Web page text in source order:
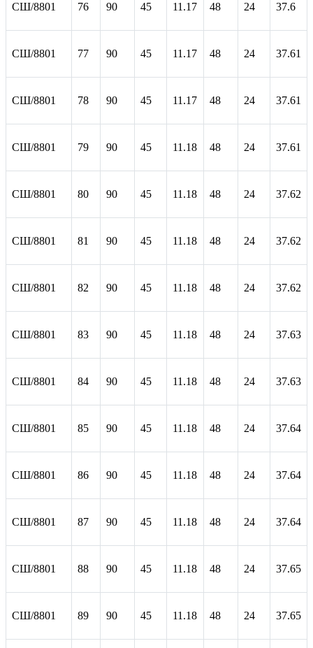
СШ/8801 76 90 45 11.17 48 24 37.6
СШ/8801 77 90 45 11.17 48 24 37.61
СШ/8801 78 90 45 11.17 48 24 37.61
СШ/8801 79 90 45 11.18 48 24 37.61
СШ/8801 80 90 45 11.18 48 24 37.62
СШ/8801 81 90 45 11.18 48 24 37.62
СШ/8801 82 90 45 11.18 48 24 37.62
СШ/8801 83 90 45 11.18 48 24 37.63
СШ/8801 84 90 45 11.18 48 24 37.63
СШ/8801 85 90 45 11.18 48 24 37.64
СШ/8801 86 90 45 11.18 48 24 37.64
СШ/8801 87 90 45 11.18 48 24 37.64
СШ/8801 88 90 45 11.18 48 24 37.65
СШ/8801 89 90 45 11.18 48 24 37.65